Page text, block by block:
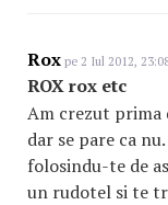
Rox pe 2 Iul 2012,
ROX rox etc
Am crezut prima
dar se pare ca
folosindu-te de
un rudotel si te